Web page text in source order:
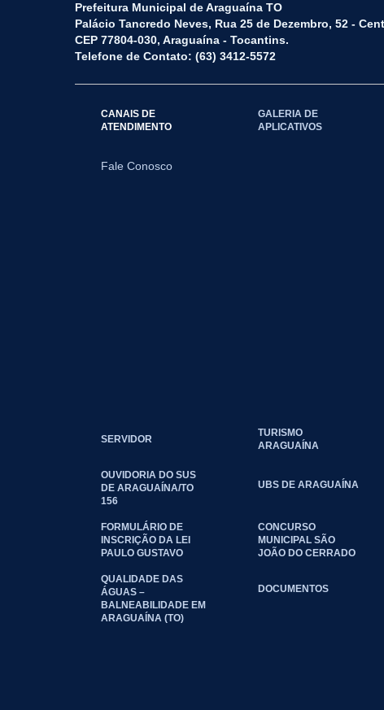
Prefeitura Municipal de Araguaína TO
Palácio Tancredo Neves, Rua 25 de Dezembro, 52 -
CEP 77804-030, Araguaína - Tocantins.
Telefone de Contato: (63) 3412-5572
CANAIS DE
ATENDIMENTO
Fale Conosco
GALERIA DE
APLICATIVOS
SERVIDOR
TURISMO
ARAGUAÍNA
OUVIDORIA DO SUS
DE ARAGUAÍNA/TO
156
UBS DE ARAGUAÍNA
FORMULÁRIO DE
INSCRIÇÃO DA LEI
PAULO GUSTAVO
CONCURSO
MUNICIPAL SÃO
JOÃO DO CERRADO
QUALIDADE DAS
ÁGUAS –
BALNEABILIDADE EM
ARAGUAÍNA (TO)
DOCUMENTOS